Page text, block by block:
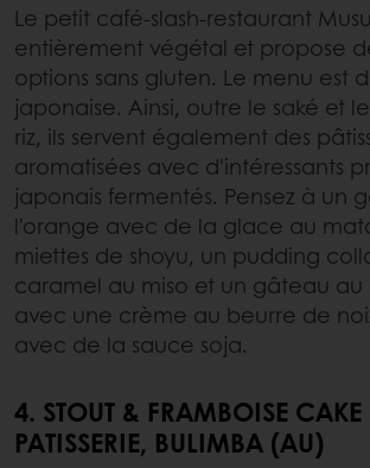
Le petit café-slash-restaurant
entièrement végétal et propose
options sans gluten. Le menu est
japonaise. Ainsi, outre le saké et
riz, ils servent également des
aromatisées avec d'intéressants
japonais fermentés. Pensez à un
l'orange avec de la glace au
miettes de shoyu, un pudding
caramel au miso et un gâteau
avec une crème au beurre de
avec de la sauce soja.
4. STOUT & FRAMBOISE
PATISSERIE, BULIMBA (AU)